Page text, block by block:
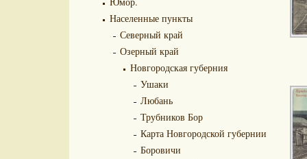
Населенные пункты
Северный край
Озерный край
Новгородская губерния
Ушаки
Любань
Трубников Бор
Карта Новгородской губернии
Боровичи